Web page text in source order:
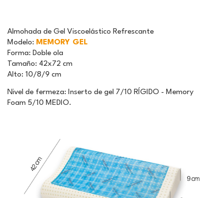
Almohada de Gel Viscoelástico Refrescante
Modelo: MEMORY GEL
Forma: Doble ola
Tamaño: 42x72 cm
Alto: 10/8/9 cm
Nivel de fermeza: Inserto de gel 7/10 RÍGIDO - Memory
Foam 5/10 MEDIO.